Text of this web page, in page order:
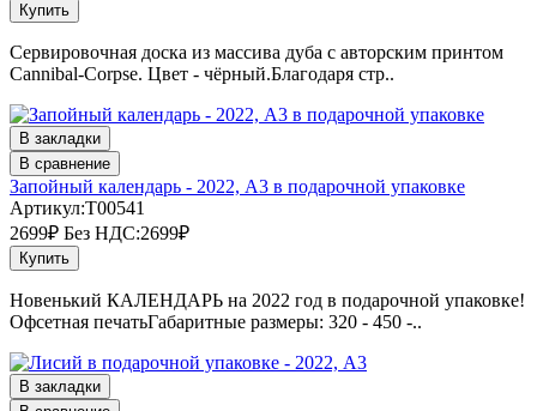
Купить
Сервировочная доска из массива дуба с авторским принтом
Cannibal-Corpse. Цвет - чёрный.Благодаря стр..
В закладки
В сравнение
Запойный календарь - 2022, А3 в подарочной упаковке
Артикул:T00541
2699₽ Без НДС:2699₽
Купить
Новенький КАЛЕНДАРЬ на 2022 год в подарочной упаковке!
Офсетная печатьГабаритные размеры: 320 - 450 -..
В закладки